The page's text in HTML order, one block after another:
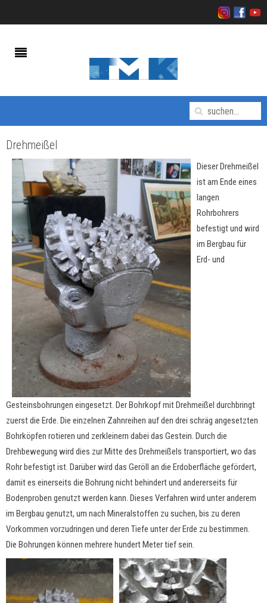
Drehmeißel
Dieser Drehmeißel
ist am Ende eines
langen
Rohrbohrers
befestigt und wird
im Bergbau für
Erd- und
Gesteinsbohrungen eingesetzt. Der Bohrkopf mit Drehmeißel durchbringt
zuerst die Erde. Die einzelnen Zahnreihen auf den drei schräg angesetzten
Bohrköpfen rotieren und zerkleinern dabei das Gestein. Durch die
Drehbewegung wird dies zur Mitte des Drehmeißels transportiert, wo das
Rohr befestigt ist. Darüber wird das Geröll an die Erdoberfläche gefördert,
damit es einerseits die Bohrung nicht behindert und andererseits für
Bodenproben genutzt werden kann. Dieses Verfahren wird unter anderem
im Bergbau genutzt, um nach Mineralstoffen zu suchen, bis zu deren
Vorkommen vorzudringen und deren Tiefe unter der Erde zu bestimmen.
Die Bohrungen können mehrere hundert Meter tief sein.